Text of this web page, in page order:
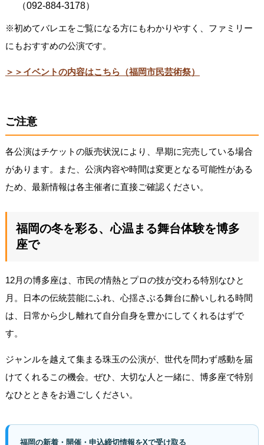
（092-884-3178）
※初めてバレエをご覧になる方にもわかりやすく、ファミリー
にもおすすめの公演です。
＞＞イベントの内容はこちら（福岡市民芸術祭）
ご注意
各公演はチケットの販売状況により、早期に完売している場合
があります。また、公演内容や時間は変更となる可能性がある
ため、最新情報は各主催者に直接ご確認ください。
福岡の冬を彩る、心温まる舞台体験を博多
座で
12月の博多座は、市民の情熱とプロの技が交わる特別なひと
月。日本の伝統芸能にふれ、心揺さぶる舞台に酔いしれる時間
は、日常から少し離れて自分自身を豊かにしてくれるはずで
す。
ジャンルを越えて集まる珠玉の公演が、世代を問わず感動を届
けてくれるこの機会。ぜひ、大切な人と一緒に、博多座で特別
なひとときをお過ごしください。
福岡の新着・開催・申込締切情報をXで受け取る